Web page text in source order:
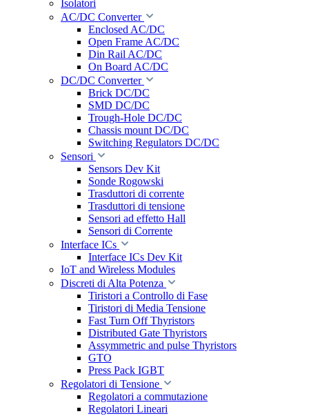
Isolatori
AC/DC Converter
Enclosed AC/DC
Open Frame AC/DC
Din Rail AC/DC
On Board AC/DC
DC/DC Converter
Brick DC/DC
SMD DC/DC
Trough-Hole DC/DC
Chassis mount DC/DC
Switching Regulators DC/DC
Sensori
Sensors Dev Kit
Sonde Rogowski
Trasduttori di corrente
Trasduttori di tensione
Sensori ad effetto Hall
Sensori di Corrente
Interface ICs
Interface ICs Dev Kit
IoT and Wireless Modules
Discreti di Alta Potenza
Tiristori a Controllo di Fase
Tiristori di Media Tensione
Fast Turn Off Thyristors
Distributed Gate Thyristors
Assymmetric and pulse Thyristors
GTO
Press Pack IGBT
Regolatori di Tensione
Regolatori a commutazione
Regolatori Lineari